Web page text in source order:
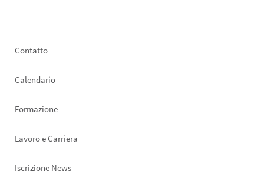
Footer
Contatto
Calendario
Formazione
Lavoro e Carriera
Iscrizione News